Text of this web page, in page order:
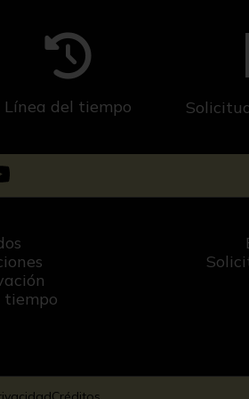
Línea del tiempo
tiempo